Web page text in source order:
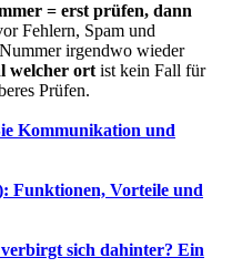
= erst prüfen, dann
Fehlern, Spam und
irgendwo wieder
welcher ort ist kein Fall für
Prüfen.
Kommunikation und
Funktionen, Vorteile und
sich dahinter? Ein